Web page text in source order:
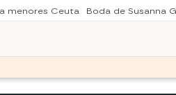
menores Ceuta Boda de Susanna